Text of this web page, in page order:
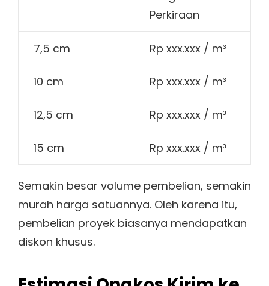
Perkiraan
7,5 cm Rp xxx.xxx / m³
10 cm Rp xxx.xxx / m³
12,5 cm Rp xxx.xxx / m³
15 cm Rp xxx.xxx / m³
Semakin besar volume pembelian, semakin
murah harga satuannya. Oleh karena itu,
pembelian proyek biasanya mendapatkan
diskon khusus.